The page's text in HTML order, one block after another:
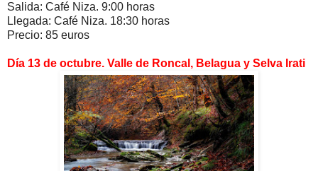
Salida: Café Niza. 9:00 horas
Llegada: Café Niza. 18:30 horas
Precio: 85 euros
Día 13 de octubre. Valle de Roncal, Belagua y Selva Irati